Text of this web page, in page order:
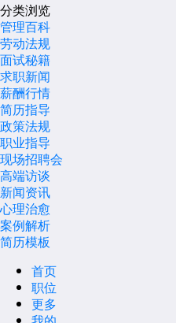
分类浏览
管理百科
劳动法规
面试秘籍
求职新闻
薪酬行情
简历指导
政策法规
职业指导
现场招聘会
高端访谈
新闻资讯
心理治愈
案例解析
简历模板
首页
职位
更多